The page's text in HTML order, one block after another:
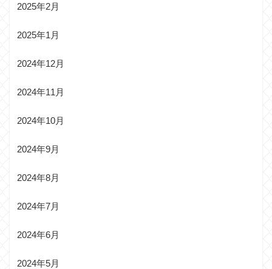
2025年2月
2025年1月
2024年12月
2024年11月
2024年10月
2024年9月
2024年8月
2024年7月
2024年6月
2024年5月